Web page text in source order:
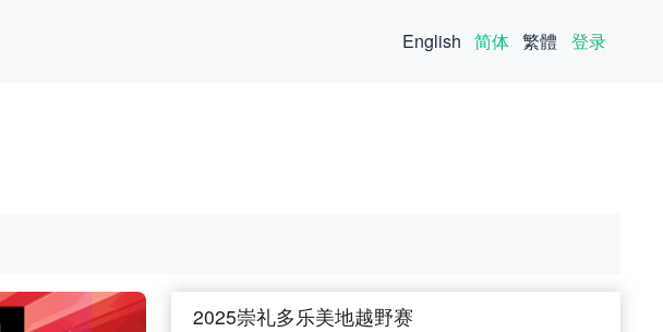
English 简体 繁體 登录
2025崇礼多乐美地越野赛